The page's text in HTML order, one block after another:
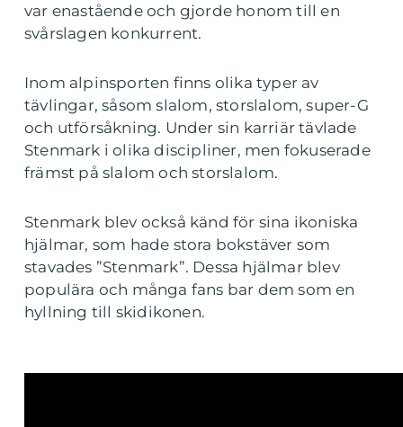
var enastående och gjorde honom till en
svårslagen konkurrent.
Inom alpinsporten finns olika typer av
tävlingar, såsom slalom, storslalom, super-G
och utförsåkning. Under sin karriär tävlade
Stenmark i olika discipliner, men fokuserade
främst på slalom och storslalom.
Stenmark blev också känd för sina ikoniska
hjälmar, som hade stora bokstäver som
stavades ”Stenmark”. Dessa hjälmar blev
populära och många fans bar dem som en
hyllning till skidikonen.